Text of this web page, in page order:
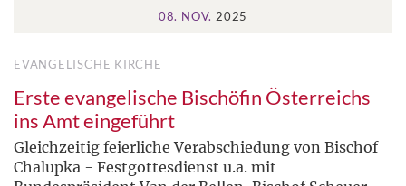
08. NOV. 2025
EVANGELISCHE KIRCHE
Erste evangelische Bischöfin Österreichs
ins Amt eingeführt
Gleichzeitig feierliche Verabschiedung von Bischof
Chalupka - Festgottesdienst u.a. mit